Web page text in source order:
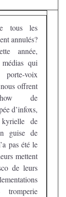
tous les
annulés?
année,
qui
voix
offrent
de
d’infoxs,
de
guise de
pas été le
mettent
de leurs